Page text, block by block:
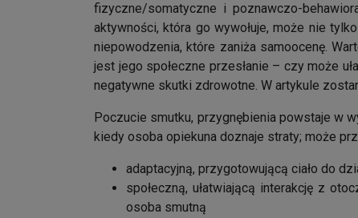
fizyczne/somatyczne i poznawczo-
aktywności, która go wywołuje, może nie
niepowodzenia, które zaniża samoocenę.
jest jego społeczne przesłanie – czy może
negatywne skutki zdrowotne. W artykule
Poczucie smutku, przygnębienia powstaje w
kiedy osoba opiekuna doznaje straty; może
adaptacyjną, przygotowującą ciało do
społeczną, ułatwiającą interakcję z
osoba smutną